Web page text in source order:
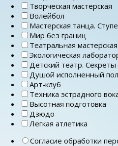
Творческая мастерская
Волейбол
Мастерская танца.
Мир без границ
Театральная мастерская
Экологическая
Детский театр. Секреты
Душой исполненный
Арт-клуб
Техника эстрадного
Высотная подготовка
Дзюдо
Легкая атлетика
Согласие обработки